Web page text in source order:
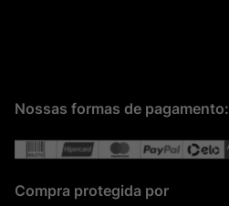
Nossas formas de pagamento:
Compra protegida por